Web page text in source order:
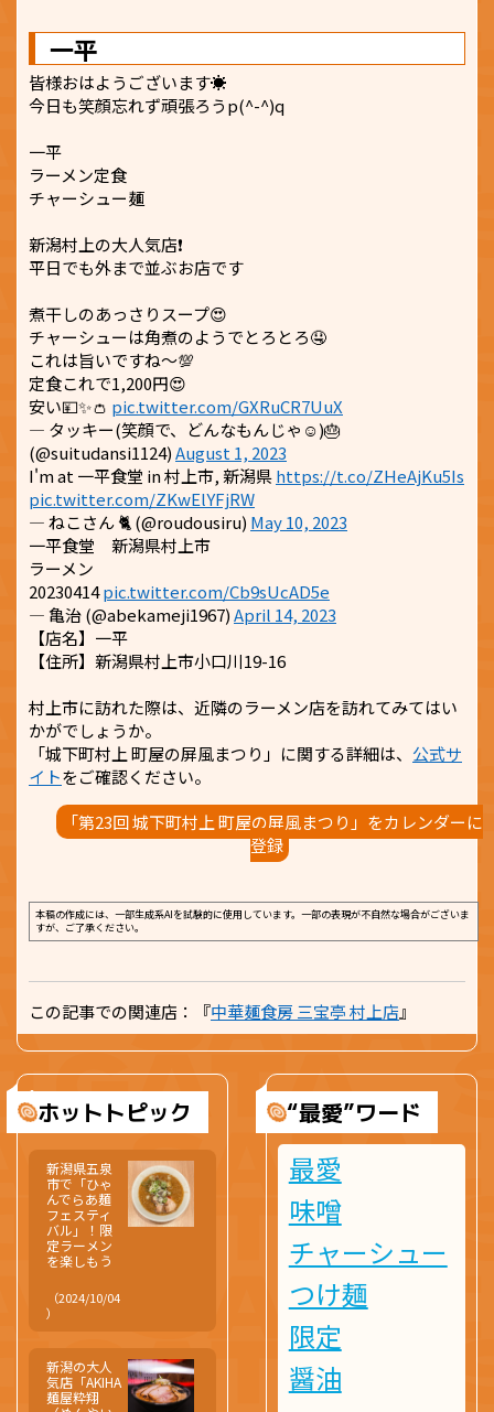
一平
皆様おはようございます☀️
今日も笑顔忘れず頑張ろうp(^-^)q
一平
ラーメン定食
チャーシュー麺
新潟村上の大人気店❗
平日でも外まで並ぶお店です
煮干しのあっさりスープ😍
チャーシューは角煮のようでとろとろ🤤
これは旨いですね～💯
定食これで1,200円😍
安い💴✨👛 pic.twitter.com/GXRuCR7UuX
— タッキー(笑顔で、どんなもんじゃ☺️)🎂
(@suitudansi1124)August 1, 2023
I'm at 一平食堂 in 村上市, 新潟県https://t.co/ZHeAjKu5Is
pic.twitter.com/ZKwElYFjRW
— ねこさん 🐈 (@roudousiru) May 10, 2023
一平食堂 新潟県村上市
ラーメン
20230414pic.twitter.com/Cb9sUcAD5e
— 亀治 (@abekameji1967)April 14, 2023
【店名】一平
【住所】新潟県村上市小口川19-16
村上市に訪れた際は、近隣のラーメン店を訪れてみてはい
かがでしょうか。
「城下町村上 町屋の屏風まつり」に関する詳細は、 公式サ
イトをご確認ください。
「第23回 城下町村上 町屋の屏風まつり」をカレンダーに
登録
本稿の作成には、一部生成系AIを試験的に使用しています。一部の表現が不自然な場合がございま
すが、ご了承ください。
この記事での関連店：『中華麺食房 三宝亭 村上店』
ホットトピック
新潟県五泉
市で「ひゃ
んでらあ麺
フェスティ
バル」！限
定ラーメン
を楽しもう
（2024/10/04
）
新潟の大人
気店「AKIHA
麺屋粋翔
“最愛”ワード
最愛
味噌
チャーシュー
つけ麺
限定
醤油